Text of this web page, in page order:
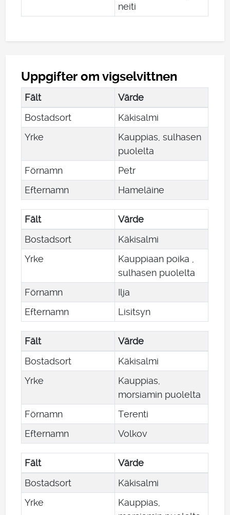
neiti
Uppgifter om vigselvittnen
Fält
Värde
Bostadsort
Käkisalmi
Yrke
Kauppias, sulhasen
puolelta
Förnamn
Petr
Efternamn
Hameläine
Fält
Värde
Bostadsort
Käkisalmi
Yrke
Kauppiaan poika ,
sulhasen puolelta
Förnamn
Ilja
Efternamn
Lisitsyn
Fält
Värde
Bostadsort
Käkisalmi
Yrke
Kauppias,
morsiamin puolelta
Förnamn
Terenti
Efternamn
Volkov
Fält
Värde
Bostadsort
Käkisalmi
Yrke
Kauppias,